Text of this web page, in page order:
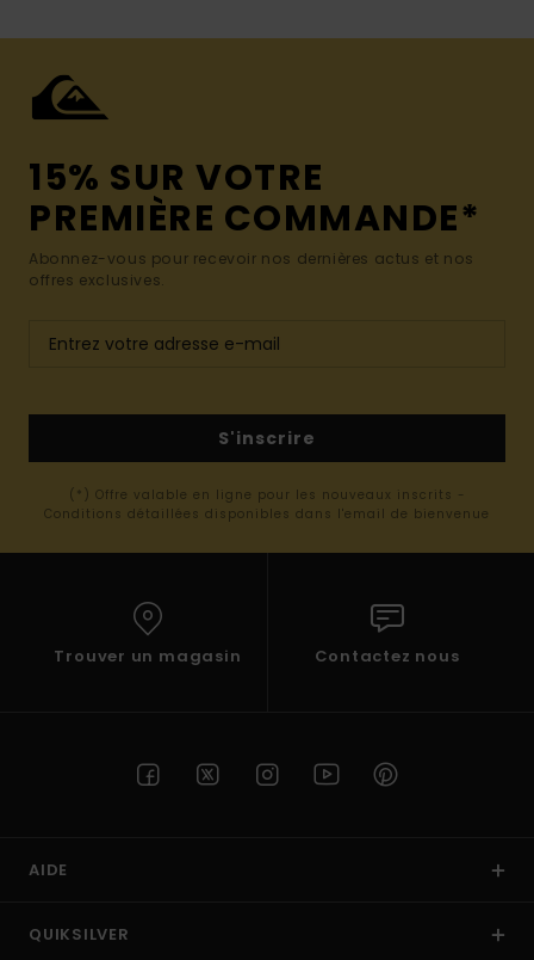
15% SUR VOTRE
PREMIÈRE COMMANDE*
Abonnez-vous pour recevoir nos dernières actus et nos
offres exclusives.
S'inscrire
(*) Offre valable en ligne pour les nouveaux inscrits -
Conditions détaillées disponibles dans l'email de bienvenue
Trouver un magasin Contactez nous
AIDE
QUIKSILVER